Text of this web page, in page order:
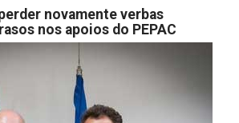
novamente verbas
nos apoios do PEPAC